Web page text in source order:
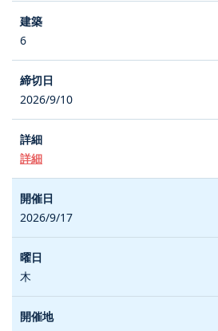
6
2026/9/10
詳細
2026/9/17
木